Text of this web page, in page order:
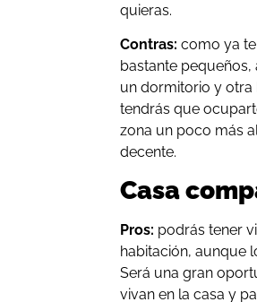
quieras.
Contras:como ya
bastante
un dormitorio y
tendrás que
zona un poco más
decente.
Casa
Pros: podrás tener
habitación, aunque
Será una gran
vivan en la casa y